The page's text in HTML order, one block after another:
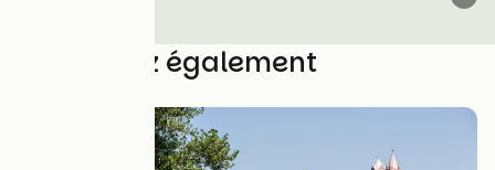
Découvrez également